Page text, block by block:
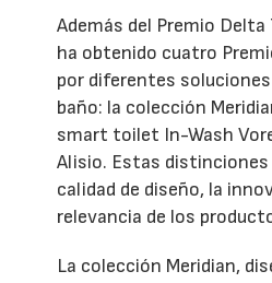
Además del Premio
ha obtenido cuatro
por diferentes soluciones
baño: la colección
smart toilet In-Wash
Alisio. Estas
calidad de diseño, la
relevancia de los
La colección Meridian,